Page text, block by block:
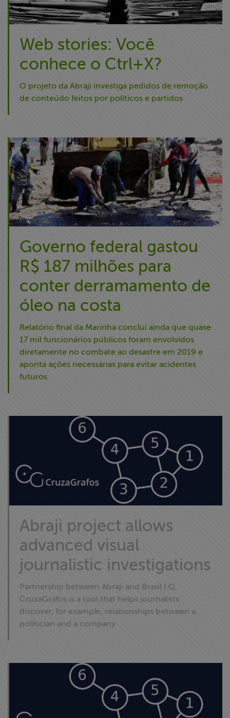
Web stories: Você
conhece o Ctrl+X?
O projeto da Abraji investiga pedidos de remoção
de conteúdo feitos por políticos e partidos
Governo federal gastou
R$ 187 milhões para
conter derramamento de
óleo na costa
Relatório final da Marinha conclui ainda que quase
17 mil funcionários públicos foram envolvidos
diretamente no combate ao desastre em 2019 e
aponta ações necessárias para evitar acidentes
futuros
Abraji project allows
advanced visual
journalistic investigations
Partnership between Abraji and Brasil I.O,
CruzaGrafos is a tool that helps journalists
discover, for example, relationships between a
politician and a company